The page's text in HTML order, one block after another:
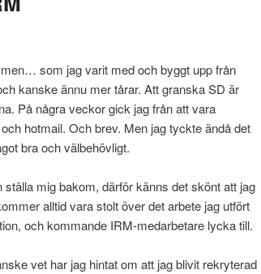
som jag varit med och byggt upp från
kanske ännu mer tårar. Att granska SD är
På några veckor gick jag från att vara
hotmail. Och brev. Men jag tyckte ändå det
bra och välbehövligt.
mig bakom, därför känns det skönt att jag
alltid vara stolt över det arbete jag utfört
och kommande IRM-medarbetare lycka till.
vet har jag hintat om att jag blivit rekryterad